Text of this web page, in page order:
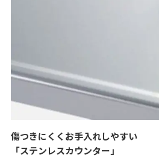
傷つきにくくお手入れしやすい
「ステンレスカウンター」